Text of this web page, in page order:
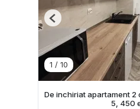
1 / 10
Previous
De inchiriat apartament 2
5, 450